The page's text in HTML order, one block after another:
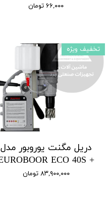
۶۶,۰۰۰ تومان
دریل مگنت یوروبور مدل
+ EUROBOOR ECO 40S
۸۳,۹۰۰,۰۰۰ تومان
تخفیف ویژه